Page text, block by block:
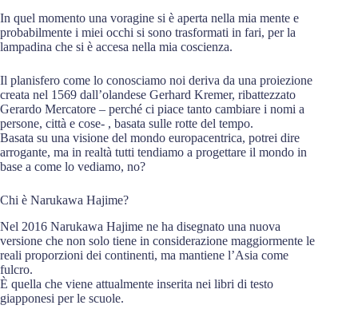
In quel momento una voragine si è aperta nella mia mente e
probabilmente i miei occhi si sono trasformati in fari, per la
lampadina che si è accesa nella mia coscienza.
Il planisfero come lo conosciamo noi deriva da una proiezione
creata nel 1569 dall’olandese Gerhard Kremer, ribattezzato
Gerardo Mercatore – perché ci piace tanto cambiare i nomi a
persone, città e cose- , basata sulle rotte del tempo.
Basata su una visione del mondo europacentrica, potrei dire
arrogante, ma in realtà tutti tendiamo a progettare il mondo in
base a come lo vediamo, no?
Chi è Narukawa Hajime?
Nel 2016 Narukawa Hajime ne ha disegnato una nuova
versione che non solo tiene in considerazione maggiormente le
reali proporzioni dei continenti, ma mantiene l’Asia come
fulcro.
È quella che viene attualmente inserita nei libri di testo
giapponesi per le scuole.